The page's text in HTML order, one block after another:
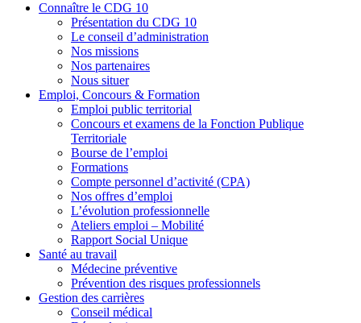
Connaître le CDG 10
Présentation du CDG 10
Le conseil d’administration
Nos missions
Nos partenaires
Nous situer
Emploi, Concours & Formation
Emploi public territorial
Concours et examens de la Fonction Publique
Territoriale
Bourse de l’emploi
Formations
Compte personnel d’activité (CPA)
Nos offres d’emploi
L’évolution professionnelle
Ateliers emploi – Mobilité
Rapport Social Unique
Santé au travail
Médecine préventive
Prévention des risques professionnels
Gestion des carrières
Conseil médical